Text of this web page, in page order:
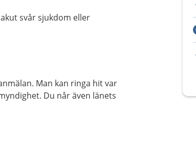
svår sjukdom eller
Man kan ringa hit var
Du når även länets